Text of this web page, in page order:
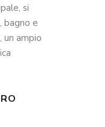
si
bagno e
ampio